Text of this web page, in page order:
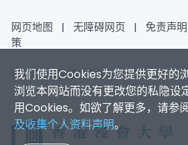
我们使用Cookies为您提供更好的
浏览本网站而没有更改您的私隐设
用Cookies。如欲了解更多，请参
及收集个人资料声明。
网页地图 | 无障碍网页 | 免责声明
策
香港浸会大学 版权所有 © 2026